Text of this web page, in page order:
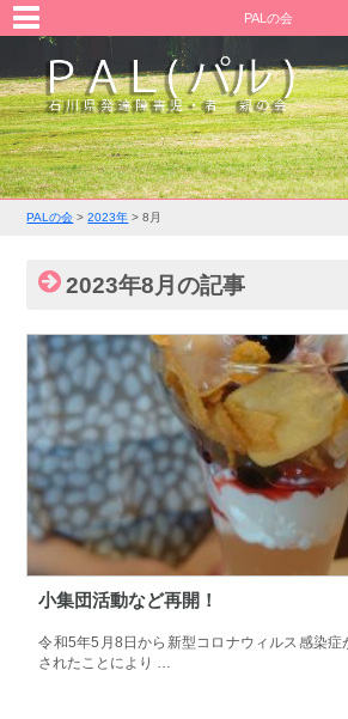
PALの会
PALの会 >2023年 >8月
2023年8月の記事
小集団活動など再開！
令和5年5月8日から新型コロナウィルス感染
されたことにより …